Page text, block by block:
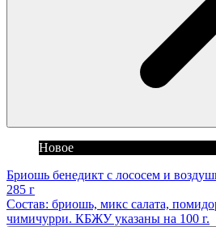
Новое
Бриошь бенедикт с лососем и
285 г
Состав: бриошь, микс салата,
чимичурри. КБЖУ указаны на 100 г.